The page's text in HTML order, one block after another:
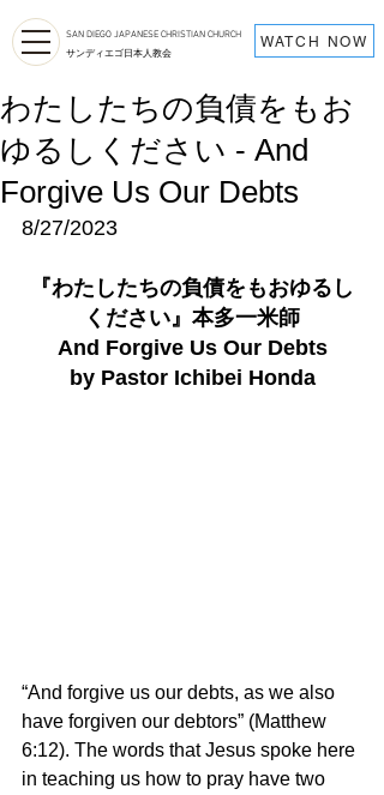
SAN DIEGO JAPANESE CHRISTIAN CHURCH
サンディエゴ日本人教会
WATCH NOW
わたしたちの負債をもお
ゆるしください - And
Forgive Us Our Debts
8/27/2023
『わたしたちの負債をもおゆるし
ください』 本多一米師
And Forgive Us Our Debts
by Pastor Ichibei Honda
“And forgive us our debts, as we also
have forgiven our debtors” (Matthew
6:12). The words that Jesus spoke here
in teaching us how to pray have two